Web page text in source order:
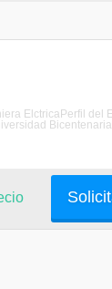
ElctricaPerfil del